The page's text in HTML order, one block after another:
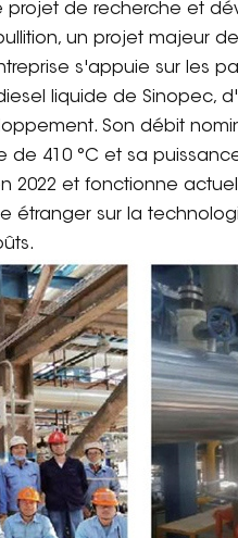
projet de recherche et
un projet majeur
s'appuie sur les
liquide de Sinopec,
Son débit
410 °C et sa
2022 et fonctionne
étranger sur la